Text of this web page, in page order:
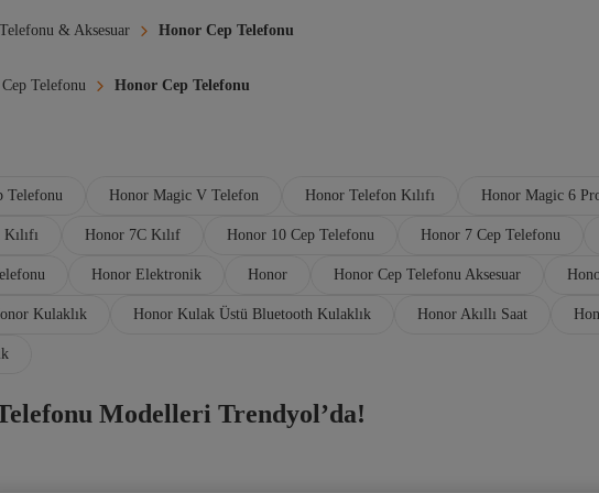
& Aksesuar Honor Cep Telefonu
Cep Telefonu Honor Cep Telefonu
Telefonu Honor Magic V Telefon Honor Telefon Kılıfı Honor Magic 6
Honor 7C Kılıf Honor 10 Cep Telefonu Honor 7 Cep Telefonu
Honor Elektronik Honor Honor Cep Telefonu Aksesuar
Kulaklık Honor Kulak Üstü Bluetooth Kulaklık Honor Akıllı Saat
Modelleri Trendyol’da!